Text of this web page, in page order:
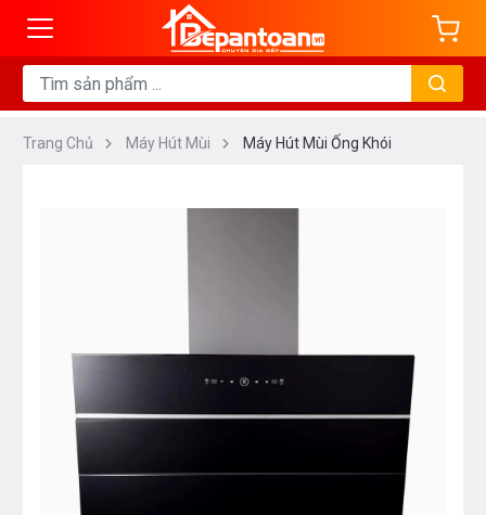
Trang Chủ Máy Hút Mùi Máy Hút Mùi Ống Khói